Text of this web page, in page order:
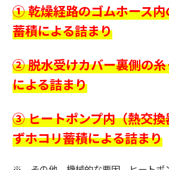
① 乾燥経路のゴムホース
蓄積による詰まり
② 脱水受けカバー裏側の
による詰まり
③ ヒートポンプ内（熱交
ずホコリ蓄積による詰まり